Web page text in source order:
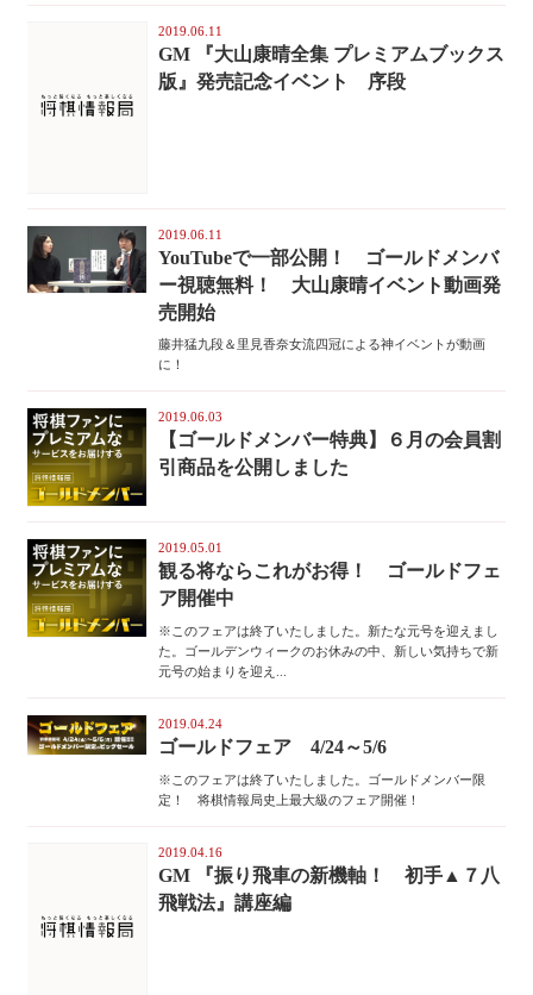
2019.06.11
GM 『大山康晴全集 プレミアムブックス
版』発売記念イベント 序段
2019.06.11
YouTubeで一部公開！ ゴールドメンバ
ー視聴無料！ 大山康晴イベント動画発
売開始
藤井猛九段＆里見香奈女流四冠による神イベントが動画
に！
2019.06.03
【ゴールドメンバー特典】６月の会員割
引商品を公開しました
2019.05.01
観る将ならこれがお得！ ゴールドフェ
ア開催中
※このフェアは終了いたしました。新たな元号を迎えまし
た。ゴールデンウィークのお休みの中、新しい気持ちで新
元号の始まりを迎え...
2019.04.24
ゴールドフェア 4/24～5/6
※このフェアは終了いたしました。ゴールドメンバー限
定！ 将棋情報局史上最大級のフェア開催！
2019.04.16
GM 『振り飛車の新機軸！ 初手▲７八
飛戦法』講座編